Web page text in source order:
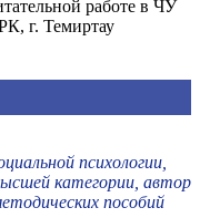
работе в ЧУ
г. Темиртау
психологии,
категории, автор
пособий